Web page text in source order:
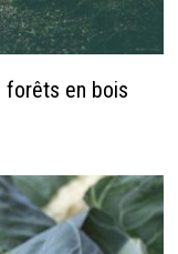
forêts en bois